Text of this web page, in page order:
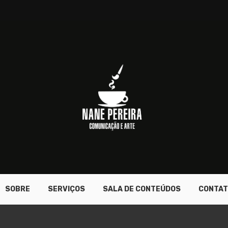
SOBRE SERVIÇOS SALA DE CONTEÚDOS